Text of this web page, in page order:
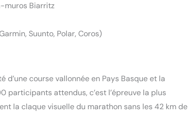
muros Biarritz
Suunto, Polar, Coros)
course vallonnée en Pays Basque et la
participants attendus, c’est l’épreuve la plus
la claque visuelle du marathon sans les 42 km de